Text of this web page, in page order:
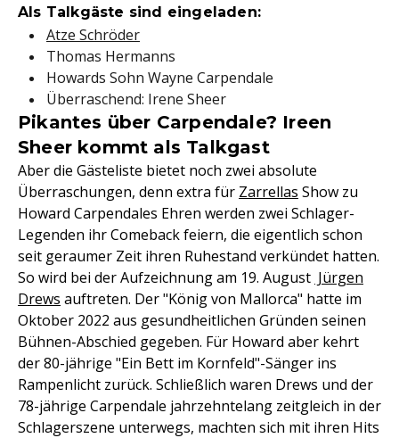
Als Talkgäste sind eingeladen:
Atze Schröder
Thomas Hermanns
Howards Sohn Wayne Carpendale
Überraschend: Irene Sheer
Pikantes über Carpendale? Ireen
Sheer kommt als Talkgast
Aber die Gästeliste bietet noch zwei absolute
Überraschungen, denn extra für Zarrellas Show zu
Howard Carpendales Ehren werden zwei Schlager-
Legenden ihr Comeback feiern, die eigentlich schon
seit geraumer Zeit ihren Ruhestand verkündet hatten.
So wird bei der Aufzeichnung am 19. August Jürgen
Drews auftreten. Der "König von Mallorca" hatte im
Oktober 2022 aus gesundheitlichen Gründen seinen
Bühnen-Abschied gegeben. Für Howard aber kehrt
der 80-jährige "Ein Bett im Kornfeld"-Sänger ins
Rampenlicht zurück. Schließlich waren Drews und der
78-jährige Carpendale jahrzehntelang zeitgleich in der
Schlagerszene unterwegs, machten sich mit ihren Hits